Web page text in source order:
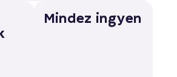
Mindez ingyen